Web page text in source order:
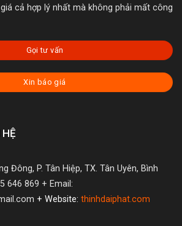
cả hợp lý nhất mà không phải mất công
Gọi tư vấn
Xin báo giá
HỆ
Đông, P. Tân Hiệp, TX. Tân Uyên, Bình
646 869 + Email:
+ Website: thinhdaiphat.com